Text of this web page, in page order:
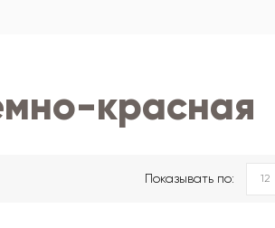
красная
Показывать по: